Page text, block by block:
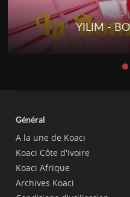
RAP
YILIM -
Général
A la une de Koaci
Koaci Côte d'Ivoire
Koaci Afrique
Archives Koaci